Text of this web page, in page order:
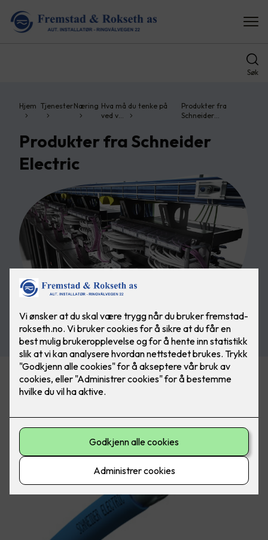
Søk
Hjem TjenesterNæring Hva må du tenke på
ved v…
Produkter fra
Schneider…
Produkter fra Schneider
Electric